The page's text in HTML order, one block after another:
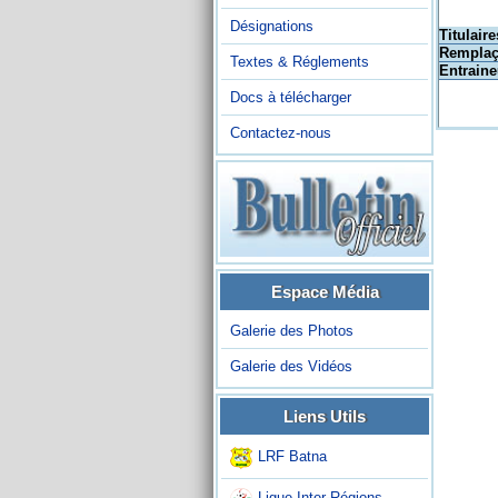
Désignations
Textes & Réglements
Docs à télécharger
Contactez-nous
Espace Média
Galerie des Photos
Galerie des Vidéos
Liens Utils
LRF Batna